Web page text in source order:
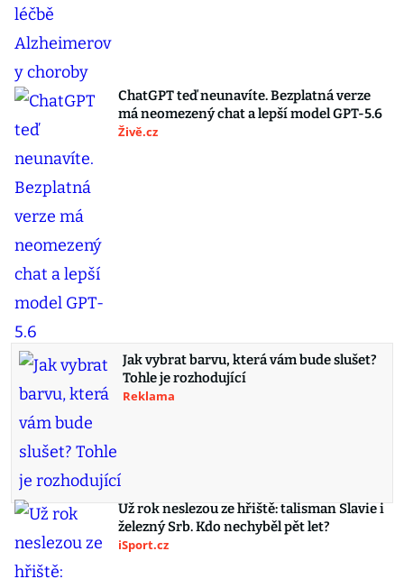
ChatGPT teď neunavíte. Bezplatná verze
má neomezený chat a lepší model GPT-5.6
Živě.cz
Jak vybrat barvu, která vám bude slušet?
Tohle je rozhodující
Reklama
Už rok neslezou ze hřiště: talisman Slavie i
železný Srb. Kdo nechyběl pět let?
iSport.cz